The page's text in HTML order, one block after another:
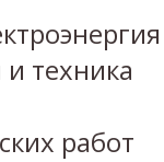
техника
работ